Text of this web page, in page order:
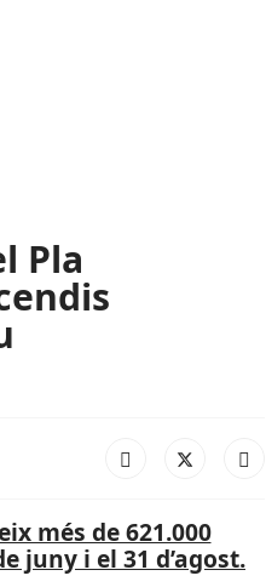
Pla
més de 621.000
juny i el 31 d’agost.